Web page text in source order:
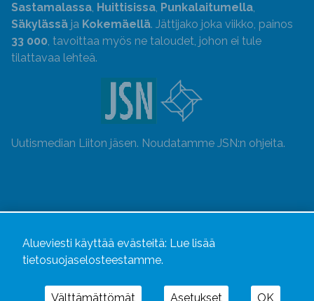
Sastamalassa, Huittisissa, Punkalaitumella,
Säkylässä ja Kokemäellä. Jättijako joka viikko, painos
33 000, tavoittaa myös ne taloudet, johon ei tule
tilattavaa lehteä.
Uutismedian Liiton jäsen. Noudatamme JSN:n ohjeita.
Alueviesti käyttää evästeitä: Lue lisää
tietosuojaselosteestamme.
Välttämättömät Asetukset OK